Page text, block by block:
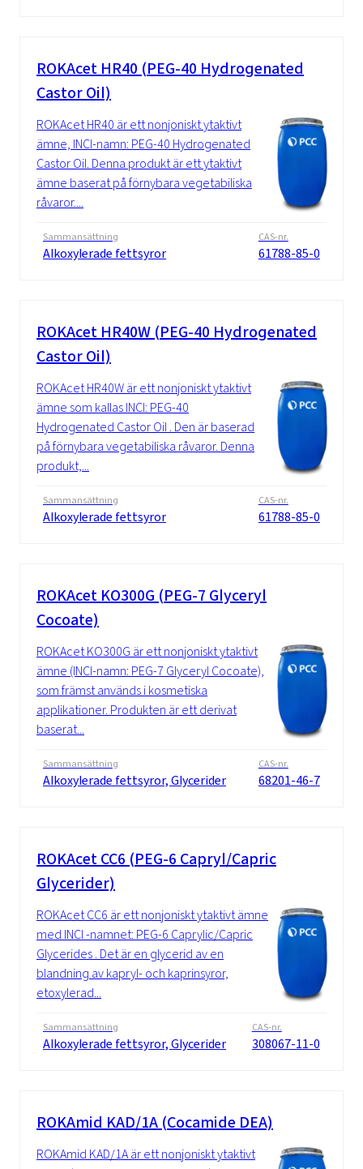
ROKAcet HR40 (PEG-40 Hydrogenated
Castor Oil)
ROKAcet HR40 är ett nonjoniskt ytaktivt
ämne, INCI-namn: PEG-40 Hydrogenated
Castor Oil. Denna produkt är ett ytaktivt
ämne baserat på förnybara vegetabiliska
råvaror....
Sammansättning
Alkoxylerade fettsyror
CAS-nr.
61788-85-0
ROKAcet HR40W (PEG-40 Hydrogenated
Castor Oil)
ROKAcet HR40W är ett nonjoniskt ytaktivt
ämne som kallas INCI: PEG-40
Hydrogenated Castor Oil . Den är baserad
på förnybara vegetabiliska råvaror. Denna
produkt,...
Sammansättning
Alkoxylerade fettsyror
CAS-nr.
61788-85-0
ROKAcet KO300G (PEG-7 Glyceryl
Cocoate)
ROKAcet KO300G är ett nonjoniskt ytaktivt
ämne (INCI-namn: PEG-7 Glyceryl Cocoate),
som främst används i kosmetiska
applikationer. Produkten är ett derivat
baserat...
Sammansättning
Alkoxylerade fettsyror, Glycerider
CAS-nr.
68201-46-7
ROKAcet CC6 (PEG-6 Capryl/Capric
Glycerider)
ROKAcet CC6 är ett nonjoniskt ytaktivt ämne
med INCI -namnet: PEG-6 Caprylic/Capric
Glycerides . Det är en glycerid av en
blandning av kapryl- och kaprinsyror,
etoxylerad...
Sammansättning
Alkoxylerade fettsyror, Glycerider
CAS-nr.
308067-11-0
ROKAmid KAD/1A (Cocamide DEA)
ROKAmid KAD/1A är ett nonjoniskt ytaktivt